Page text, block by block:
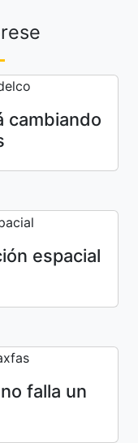
cambiando
espacial
falla un